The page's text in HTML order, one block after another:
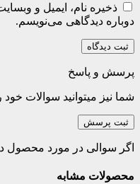
ذخیره نام، ایمیل و
دوباره دیدگاهی می‌نویسم.
پرسش و پاسخ
شما نیز میتوانید سوالات خود
ثبت پرسش
اگر سوالی در مورد محصول
محصولات مشابه